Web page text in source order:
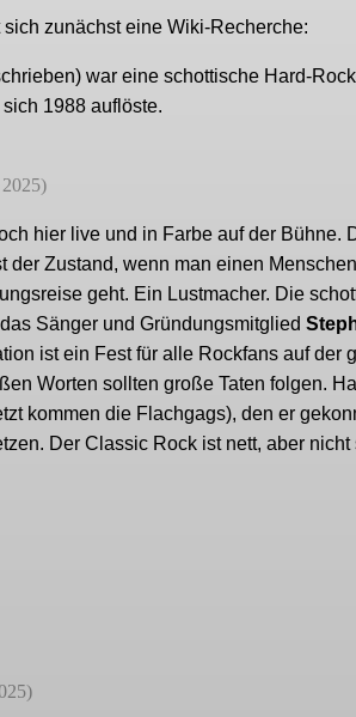
zunächst eine Wiki-Recherche:
war eine schottische Hard-
1988 auflöste.
hier live und in Farbe auf der Bühne.
Zustand, wenn man einen
geht. Ein Lustmacher. Die
Sänger und Gründungsmitglied
ist ein Fest für alle Rockfans auf
Worten sollten große Taten folgen.
kommen die Flachgags), den er
Der Classic Rock ist nett, aber